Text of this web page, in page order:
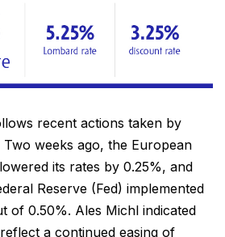
recent actions taken by
weeks ago, the European
its rates by 0.25%, and
Reserve (Fed) implemented
of 0.50%. Ales Michl indicated
a continued easing of